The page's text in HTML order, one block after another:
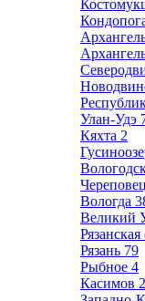
Улан-Удэ
Кяхта 2
Череповец
Вологда
Великий
Рязанская
Рязань 79
Рыбное 4
Касимов 2